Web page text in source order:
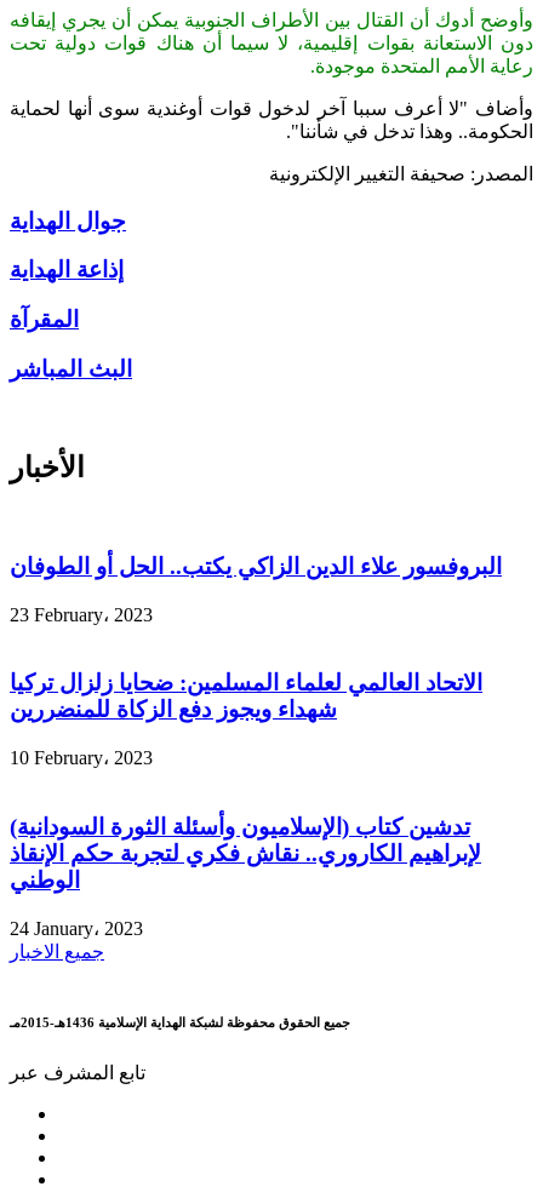
وأوضح أدوك أن القتال بين الأطراف الجنوبية يمكن أن يجري إيقافه
دون الاستعانة بقوات إقليمية، لا سيما أن هناك قوات دولية تحت
رعاية الأمم المتحدة موجودة.
وأضاف "لا أعرف سببا آخر لدخول قوات أوغندية سوى أنها لحماية
الحكومة.. وهذا تدخل في شأننا".
المصدر: صحيفة التغيير الإلكترونية
جوال الهداية
إذاعة الهداية
المقرآة
البث المباشر
الأخبار
البروفسور علاء الدين الزاكي يكتب.. الحل أو الطوفان
23 February، 2023
الاتحاد العالمي لعلماء المسلمين: ضحايا زلزال تركيا
شهداء ويجوز دفع الزكاة للمنضررين
10 February، 2023
تدشين كتاب (الإسلاميون وأسئلة الثورة السودانية)
لإبراهيم الكاروري.. نقاش فكري لتجربة حكم الإنقاذ
الوطني
24 January، 2023
جميع الاخبار
جميع الحقوق محفوظة لشبكة الهداية الإسلامية 1436هـ-2015مـ
تابع المشرف عبر